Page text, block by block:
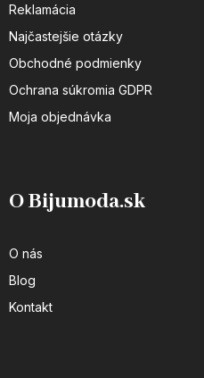
Reklamácia
Najčastejšie otázky
Obchodné podmienky
Ochrana súkromia GDPR
Moja objednávka
O Bijumoda.sk
O nás
Blog
Kontakt